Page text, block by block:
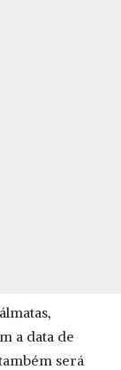
a data de
será